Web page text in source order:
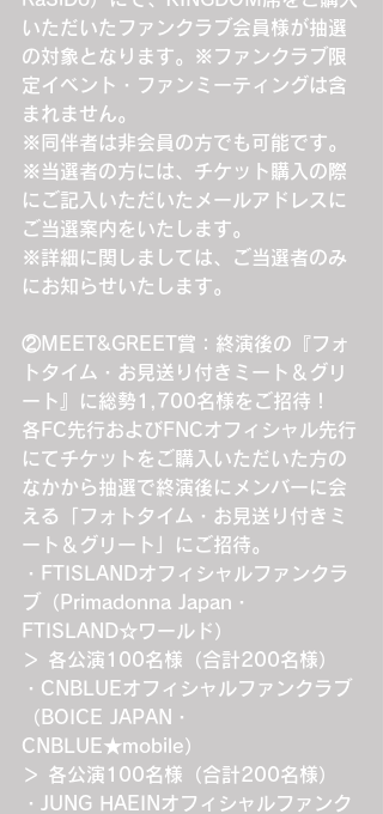
いただいたファンクラブ会員様が抽選
の対象となります。※ファンクラブ限
定イベント・ファンミーティングは含
まれません。
※同伴者は非会員の方でも可能です。
※当選者の方には、チケット購入の際
にご記入いただいたメールアドレスに
ご当選案内をいたします。
※詳細に関しましては、ご当選者のみ
にお知らせいたします。
②MEET&GREET賞：終演後の『フォ
トタイム・お見送り付きミート＆グリ
ート』に総勢1,700名様をご招待！
各FC先行およびFNCオフィシャル先行
にてチケットをご購入いただいた方の
なかから抽選で終演後にメンバーに会
える「フォトタイム・お見送り付きミ
ート＆グリート」にご招待。
・FTISLANDオフィシャルファンクラ
ブ（Primadonna Japan・
FTISLAND☆ワールド）
＞ 各公演100名様（合計200名様）
・CNBLUEオフィシャルファンクラブ
（BOICE JAPAN・
CNBLUE★mobile）
＞ 各公演100名様（合計200名様）
・JUNG HAEINオフィシャルファンク